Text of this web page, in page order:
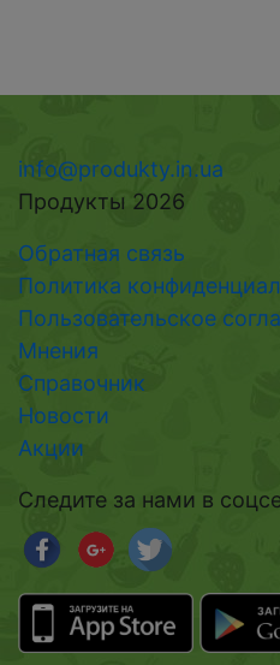
info@produkty.in.ua
Продукты 2026
Обратная связь
Политика
Пользовательское
Мнения
Справочник
Новости
Акции
Следите за нами в